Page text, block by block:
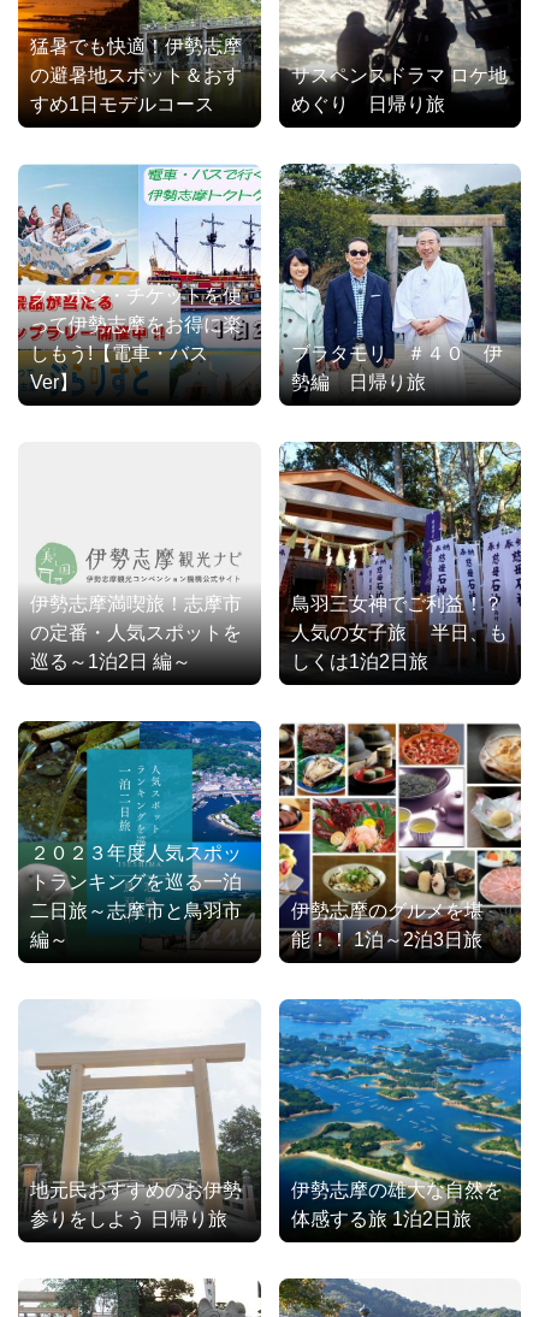
猛暑でも快適！伊勢志摩
の避暑地スポット＆おす
すめ1日モデルコース
サスペンスドラマ ロケ地
めぐり 日帰り旅
クーポン・チケットを使
って伊勢志摩をお得に楽
しもう!【電車・バス
Ver】
ブラタモリ ＃４０ 伊
勢編 日帰り旅
伊勢志摩満喫旅！志摩市
の定番・人気スポットを
巡る～1泊2日 編～
鳥羽三女神でご利益！？
人気の女子旅 半日、も
しくは1泊2日旅
２０２３年度人気スポッ
トランキングを巡る一泊
二日旅～志摩市と鳥羽市
編～
伊勢志摩のグルメを堪
能！！ 1泊～2泊3日旅
地元民おすすめのお伊勢
参りをしよう 日帰り旅
伊勢志摩の雄大な自然を
体感する旅 1泊2日旅